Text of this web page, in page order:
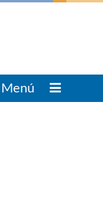
Menú